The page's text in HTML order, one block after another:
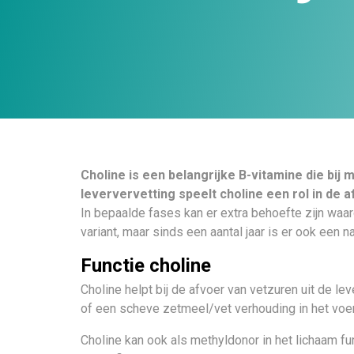
Choline is een belangrijke B-vitamine die bij
leververvetting speelt choline een rol in de
In bepaalde fases kan er extra behoefte zijn
variant, maar sinds een aantal jaar is er ook een
Functie choline
Choline helpt bij de afvoer van vetzuren uit de
of een scheve zetmeel/vet verhouding in het
Choline kan ook als methyldonor in het lichaam